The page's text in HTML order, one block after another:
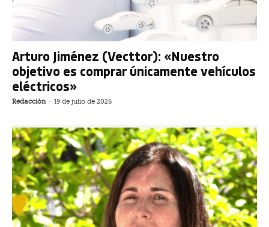
Arturo Jiménez (Vecttor): «Nuestro
objetivo es comprar únicamente vehículos
eléctricos»
Redacción - 19 de julio de 2026